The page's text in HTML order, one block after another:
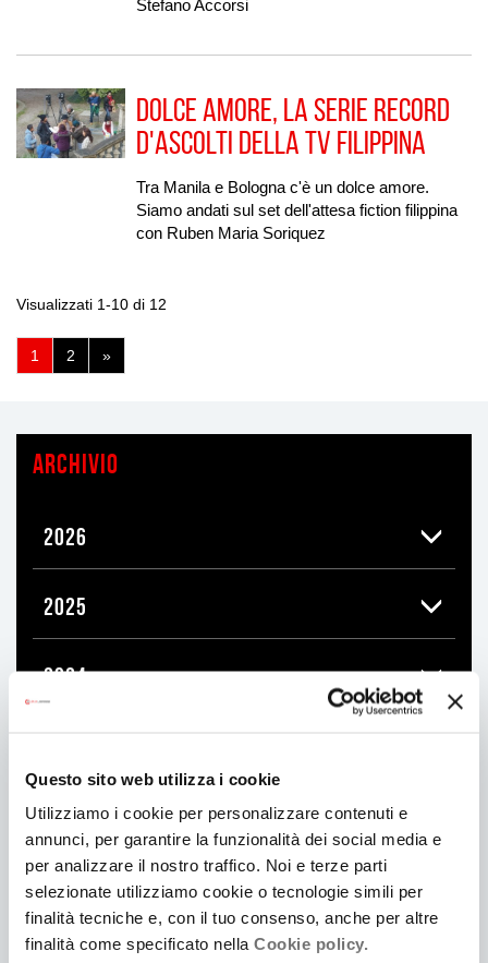
Questo sito web utilizza i cookie
Utilizziamo i cookie per personalizzare contenuti e
annunci, per garantire la funzionalità dei social media e
per analizzare il nostro traffico. Noi e terze parti
selezionate utilizziamo cookie o tecnologie simili per
finalità tecniche e, con il tuo consenso, anche per altre
finalità come specificato nella Cookie policy.
Stefano Accorsi
Dolce Amore, la serie record
d'ascolti della tv filippina
Tra Manila e Bologna c'è un dolce amore.
Siamo andati sul set dell'attesa fiction filippina
con Ruben Maria Soriquez
Visualizzati 1-10 di 12
1
(pagina
corrente)
2 »
ARCHIVIO
2026
2025
2024
2022
2021
2020